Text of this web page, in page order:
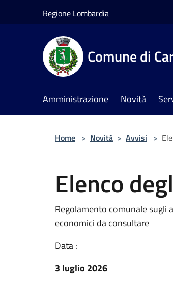
Regione Lombardia
Comune di
Amministrazione Novità
Home > Novità > Avvisi >
Elenco
Regolamento comunale sugli
economici da consultare
Data :
3 luglio 2026